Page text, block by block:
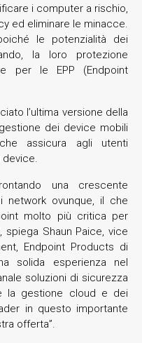
i computer a rischio,
ed eliminare le minacce.
le potenzialità dei
la loro protezione
per le EPP (Endpoint
l’ultima versione della
dei device mobili
assicura agli utenti
device.
una crescente
network ovunque, il che
molto più critica per
spiega Shaun Paice, vice
Endpoint Products di
solida esperienza nel
soluzioni di sicurezza
la gestione cloud e dei
in questo importante
offerta”.